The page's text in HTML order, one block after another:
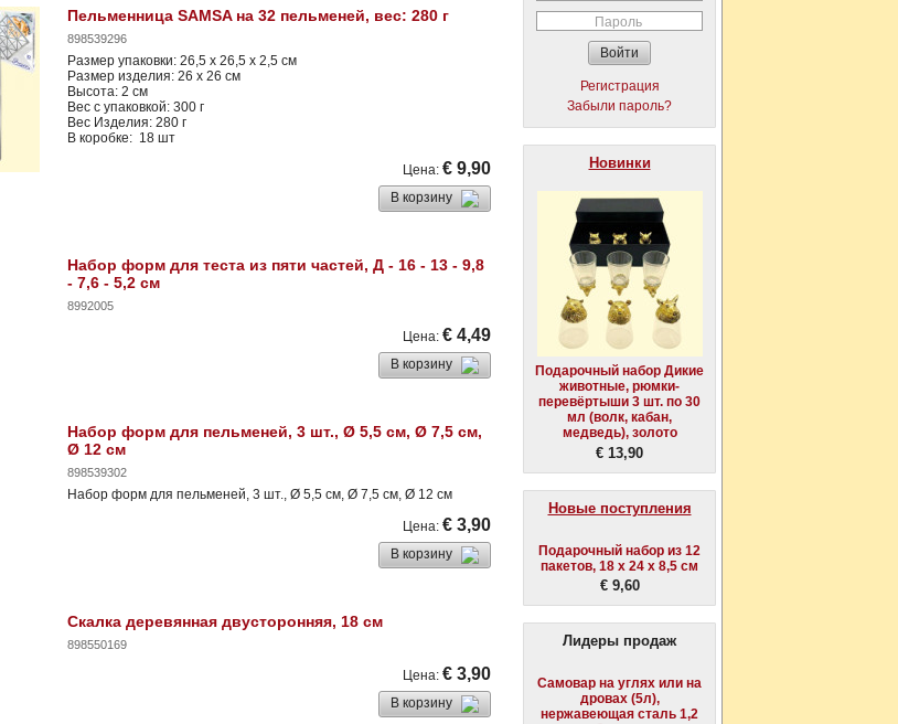
Пароль
Регистрация
Забыли пароль?
Новинки
Подарочный набор Дикие
животные, рюмки-
перевёртыши 3 шт. по 30
мл (волк, кабан,
медведь), золото
€ 13,90
Новые поступления
Подарочный набор из 12
пакетов, 18 x 24 x 8,5 см
€ 9,60
Лидеры продаж
Самовар на углях или на
дровах (5л),
нержавеющая сталь 1,2
Пельменница SAMSA на 32 пельменей, вес: 280 г
898539296
Размер упаковки: 26,5 x 26,5 x 2,5 см
Размер изделия: 26 х 26 см
Высота: 2 см
Вес с упаковкой: 300 г
Вес Изделия: 280 г
В коробке: 18 шт
Цена: € 9,90
В корзину
Набор форм для теста из пяти частей, Д - 16 - 13 - 9,8
- 7,6 - 5,2 см
8992005
Цена: € 4,49
В корзину
Набор форм для пельменей, 3 шт., Ø 5,5 см, Ø 7,5 см,
Ø 12 см
898539302
Набор форм для пельменей, 3 шт., Ø 5,5 см, Ø 7,5 см, Ø 12 см
Цена: € 3,90
В корзину
Скалка деревянная двусторонняя, 18 см
898550169
Цена: € 3,90
В корзину